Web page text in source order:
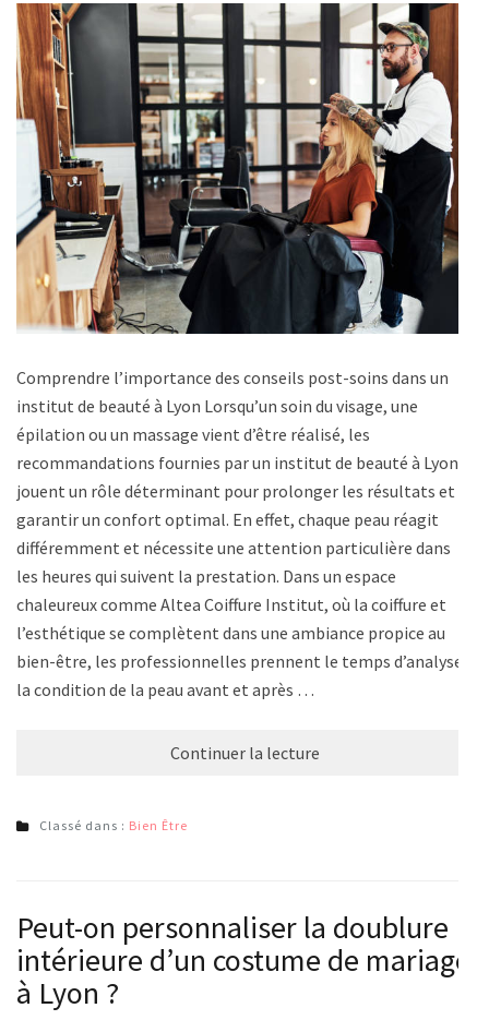
Comprendre l’importance des conseils post-soins dans un
institut de beauté à Lyon Lorsqu’un soin du visage, une
épilation ou un massage vient d’être réalisé, les
recommandations fournies par un institut de beauté à Lyon
jouent un rôle déterminant pour prolonger les résultats et
garantir un confort optimal. En effet, chaque peau réagit
différemment et nécessite une attention particulière dans
les heures qui suivent la prestation. Dans un espace
chaleureux comme Altea Coiffure Institut, où la coiffure et
l’esthétique se complètent dans une ambiance propice au
bien-être, les professionnelles prennent le temps d’analyser
la condition de la peau avant et après …
Continuer la lecture
Classé dans : Bien Être
Peut-on personnaliser la doublure
intérieure d’un costume de mariage
à Lyon ?